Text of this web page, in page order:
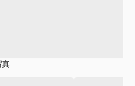
真